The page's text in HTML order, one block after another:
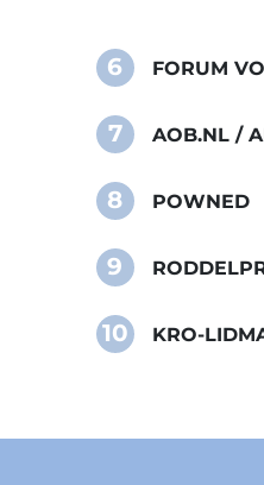
6 FORUM
7 AOB.NL /
8 POWNED
9
10 KRO-